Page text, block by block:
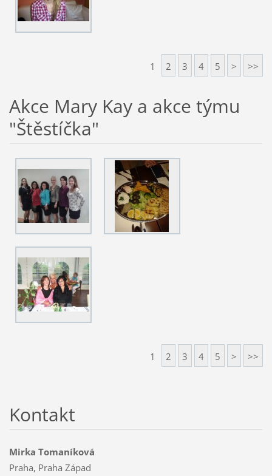
1 2 3 4 5 > >>
Akce Mary Kay a akce týmu
"Štěstíčka"
1 2 3 4 5 > >>
Kontakt
Mirka Tomaníková
Praha, Praha Západ